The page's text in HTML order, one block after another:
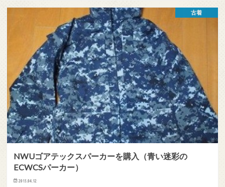
古着
NWUゴアテックスパーカーを購入（青い迷彩の
ECWCSパーカー）
2015.04.12